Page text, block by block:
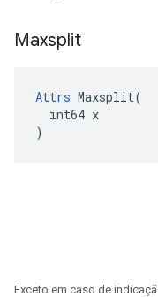
Maxsplit
Attrs Maxsplit(
  int64 x
)
Exceto em caso de